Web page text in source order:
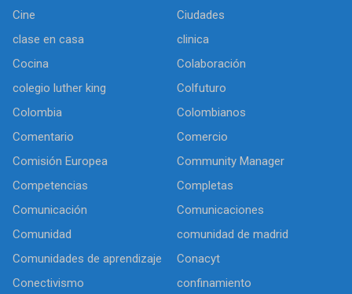
Cine
Ciudades
clase en casa
clinica
Cocina
Colaboración
colegio luther king
Colfuturo
Colombia
Colombianos
Comentario
Comercio
Comisión Europea
Community Manager
Competencias
Completas
Comunicación
Comunicaciones
Comunidad
comunidad de madrid
Comunidades de aprendizaje
Conacyt
Conectivismo
confinamiento